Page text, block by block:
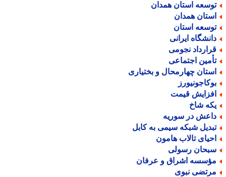
استان همدان
همدان
استان
ایرانی
نجومی
اجتماعی
چهارمحال و بختیاری
قیمت
شاخ
در سوریه
شبکه سیمی به کابل
تالاب هامون
رسولی
اشراق و عرفان
نبوی